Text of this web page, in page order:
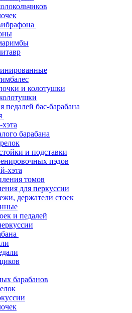
и колотушки
педалей бас-барабана
барабана
и подставки
пэдов
хэта
томов
для перкуссии
держатели стоек
и педалей
барабанов